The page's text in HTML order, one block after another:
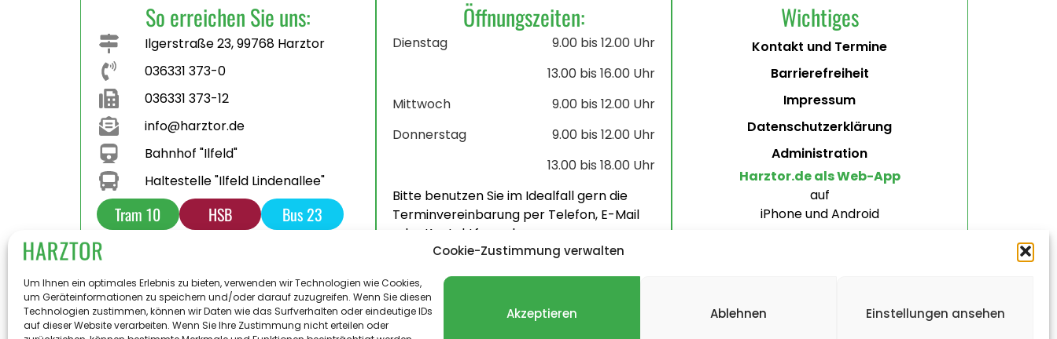
Cookie-Zustimmung verwalten
Um Ihnen ein optimales Erlebnis zu bieten, verwenden wir Technologien wie Cookies,
um Geräteinformationen zu speichern und/oder darauf zuzugreifen. Wenn Sie diesen
Technologien zustimmen, können wir Daten wie das Surfverhalten oder eindeutige IDs
auf dieser Website verarbeiten. Wenn Sie Ihre Zustimmung nicht erteilen oder
Akzeptieren Ablehnen Einstellungen ansehen
So erreichen Sie uns:
Ilgerstraße 23, 99768 Harztor
036331 373-0
036331 373-12
info@harztor.de
Bahnhof "Ilfeld"
Haltestelle "Ilfeld Lindenallee"
Tram 10 HSB
Bus 23
Öffnungszeiten:
Dienstag
9.00 bis 12.00 Uhr
13.00 bis 16.00 Uhr
Mittwoch
9.00 bis 12.00 Uhr
Donnerstag
9.00 bis 12.00 Uhr
13.00 bis 18.00 Uhr
Bitte benutzen Sie im Idealfall gern die
Terminvereinbarung per Telefon, E-Mail
oder Kontaktformular.
Wichtiges
Kontakt und Termine
Barrierefreiheit
Impressum
Datenschutzerklärung
Administration
Harztor.de als Web-App
auf
iPhone und Android